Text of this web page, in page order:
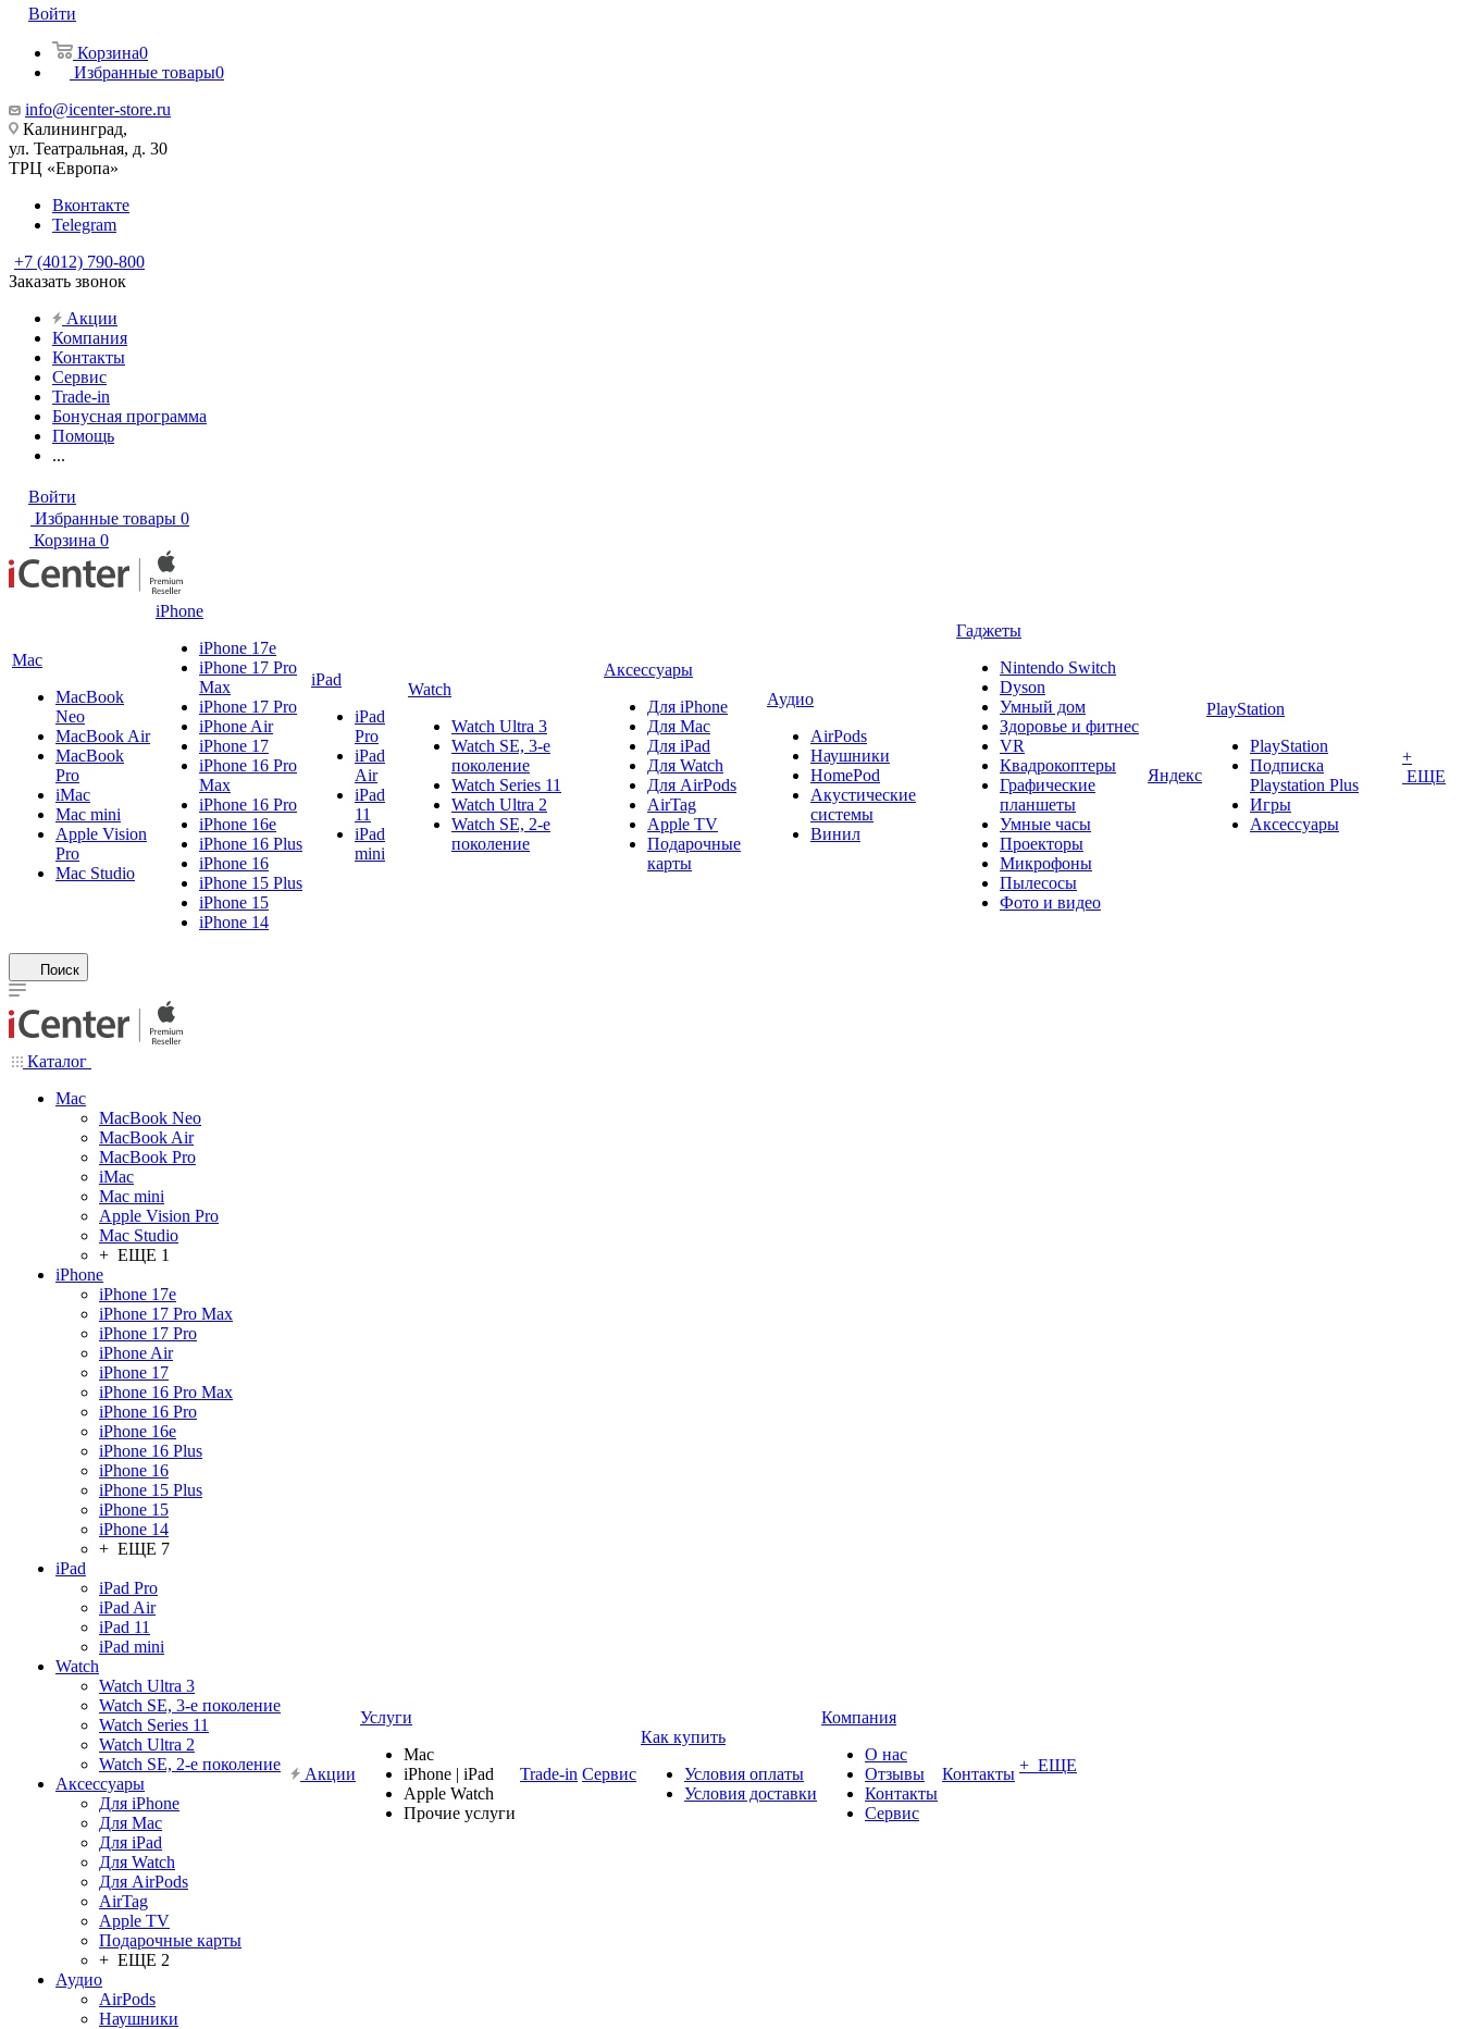
Войти
Корзина0
Избранные товары0
info@icenter-store.ru
Калининград,
ул. Театральная, д. 30
ТРЦ «Европа»
Вконтакте
Telegram
+7 (4012) 790-800
Заказать звонок
Акции
Компания
Контакты
Сервис
Trade-in
Бонусная программа
Помощь
...
Войти
Избранные товары 0
Корзина 0
Mac
MacBook
Neo
MacBook Air
MacBook
Pro
iMac
Mac mini
Apple Vision
Pro
Mac Studio
iPhone
iPhone 17e
iPhone 17 Pro
Max
iPhone 17 Pro
iPhone Air
iPhone 17
iPhone 16 Pro
Max
iPhone 16 Pro
iPhone 16e
iPhone 16 Plus
iPhone 16
iPhone 15 Plus
iPhone 15
iPhone 14
iPad
iPad
Pro
iPad
Air
iPad
11
iPad
mini
Watch
Watch Ultra 3
Watch SE, 3-е
поколение
Watch Series 11
Watch Ultra 2
Watch SE, 2-е
поколение
Аксессуары
Для iPhone
Для Mac
Для iPad
Для Watch
Для AirPods
AirTag
Apple TV
Подарочные
карты
Аудио
AirPods
Наушники
HomePod
Акустические
системы
Винил
Гаджеты
Nintendo Switch
Dyson
Умный дом
Здоровье и фитнес
VR
Квадрокоптеры
Графические
планшеты
Умные часы
Проекторы
Микрофоны
Пылесосы
Фото и видео
Яндекс
PlayStation
PlayStation
Подписка
Playstation Plus
Игры
Аксессуары
+
ЕЩЕ
Поиск
Каталог
Mac
MacBook Neo
MacBook Air
MacBook Pro
iMac
Mac mini
Apple Vision Pro
Mac Studio
+ ЕЩЕ 1
iPhone
iPhone 17e
iPhone 17 Pro Max
iPhone 17 Pro
iPhone Air
iPhone 17
iPhone 16 Pro Max
iPhone 16 Pro
iPhone 16e
iPhone 16 Plus
iPhone 16
iPhone 15 Plus
iPhone 15
iPhone 14
+ ЕЩЕ 7
iPad
iPad Pro
iPad Air
iPad 11
iPad mini
Watch
Watch Ultra 3
Watch SE, 3-е поколение
Watch Series 11
Watch Ultra 2
Watch SE, 2-е поколение
Аксессуары
Для iPhone
Для Mac
Для iPad
Для Watch
Для AirPods
AirTag
Apple TV
Подарочные карты
+ ЕЩЕ 2
Аудио
AirPods
Наушники
Акции
Услуги
Mac
iPhone | iPad
Apple Watch
Прочие услуги
Trade-in Сервис
Как купить
Условия оплаты
Условия доставки
Компания
О нас
Отзывы
Контакты
Сервис
Контакты + ЕЩЕ